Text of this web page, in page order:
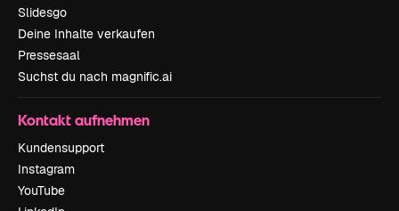
Slidesgo
Deine Inhalte verkaufen
Pressesaal
Suchst du nach magnific.ai
Kontakt aufnehmen
Kundensupport
Instagram
YouTube